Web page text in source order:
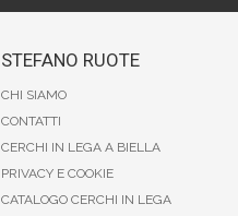
STEFANO RUOTE
CHI SIAMO
CONTATTI
CERCHI IN LEGA A BIELLA
PRIVACY E COOKIE
CATALOGO CERCHI IN LEGA